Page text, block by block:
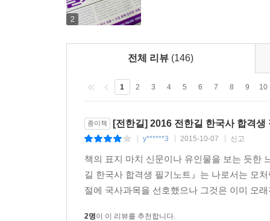
2
전체 리뷰 (146)
1 2 3 4 5 6 7 8 9 10
종이책 [전한길] 2016 전한길 한국사 합격생
y******3 2015-10-07 신고
책의 표지 마치 신문이나 유인물을 보는 듯한
길 한국사 합격생 필기노트』는 나로서는 모
절에 국사과목을 선호했으나 그것은 이미 오
2명이 이 리뷰를 추천합니다.